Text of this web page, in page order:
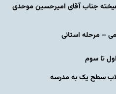
جناب آقای امیرحسین موحدی
– مرحله استانی
تا سوم
سطح یک به مدرسه